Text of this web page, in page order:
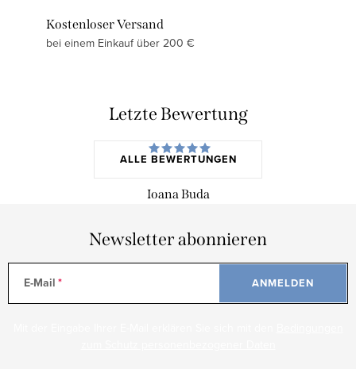
Kostenloser Versand
bei einem Einkauf über 200 €
Letzte Bewertung
ALLE BEWERTUNGEN
Ioana Buda
Newsletter abonnieren
E-Mail ANMELDEN